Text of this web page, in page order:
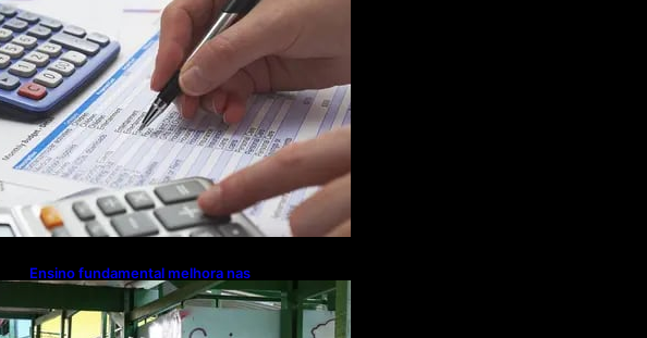
Ensino fundamental melhora nas
redes municipais